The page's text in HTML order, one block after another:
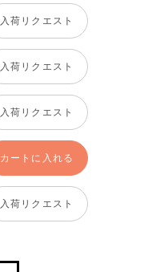
入荷リクエスト
入荷リクエスト
入荷リクエスト
カートに入れる
入荷リクエスト